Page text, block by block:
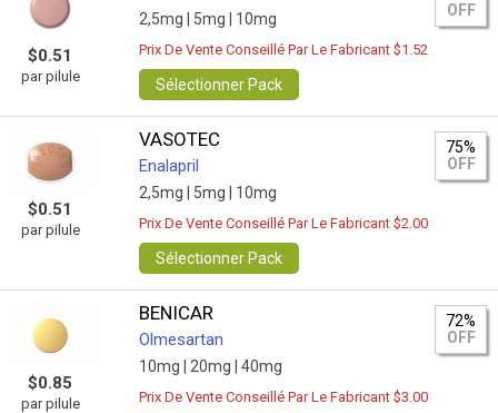
$0.51
par pilule
2,5mg | 5mg | 10mg
OFF
Prix De Vente Conseillé Par Le Fabricant $1.52
Sélectionner Pack
$0.51
par pilule
VASOTEC
Enalapril
2,5mg | 5mg | 10mg
75%
OFF
Prix De Vente Conseillé Par Le Fabricant $2.00
Sélectionner Pack
$0.85
par pilule
BENICAR
Olmesartan
10mg | 20mg | 40mg
72%
OFF
Prix De Vente Conseillé Par Le Fabricant $3.00